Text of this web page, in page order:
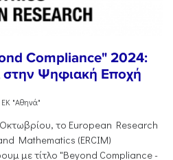
Compliance" 2024:
στην Ψηφιακή Εποχή
ΕΚ "Αθηνά"
το European Research
Mathematics (ERCIM)
με τίτλο "Beyond Compliance -